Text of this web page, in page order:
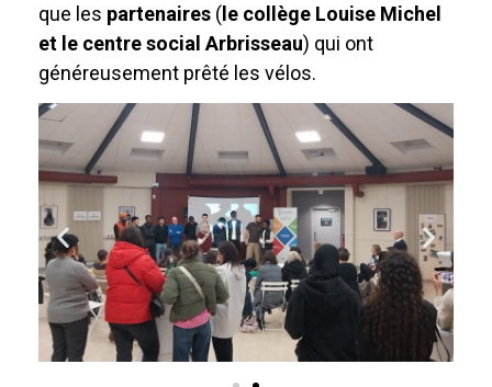
que les partenaires (le collège Louise Michel
et le centre social Arbrisseau) qui ont
généreusement prêté les vélos.